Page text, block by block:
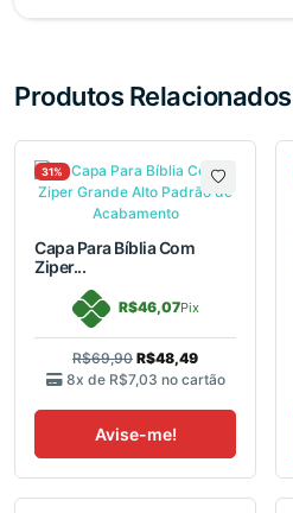
Produtos Relacionados
31%
Capa Para Bíblia Com
Ziper...
R$46,07Pix
R$69,90 R$48,49
8x de R$7,03 no cartão
Avise-me!